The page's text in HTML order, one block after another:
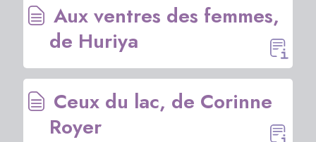
Aux ventres des femmes,
de Huriya
Ceux du lac, de Corinne
Royer